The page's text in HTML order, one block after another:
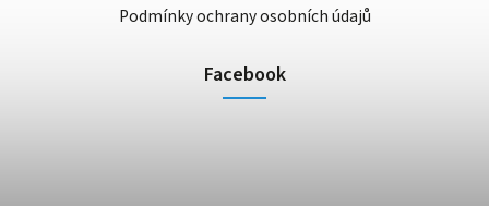
Podmínky ochrany osobních údajů
Facebook